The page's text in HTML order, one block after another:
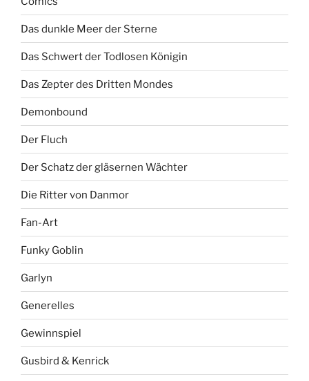
Das dunkle Meer der Sterne
Das Schwert der Todlosen Königin
Das Zepter des Dritten Mondes
Demonbound
Der Fluch
Der Schatz der gläsernen Wächter
Die Ritter von Danmor
Fan-Art
Funky Goblin
Garlyn
Generelles
Gewinnspiel
Gusbird & Kenrick